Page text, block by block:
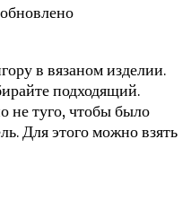
обновлено
в вязаном изделии.
подходящий.
не туго, чтобы было
Для этого можно взять